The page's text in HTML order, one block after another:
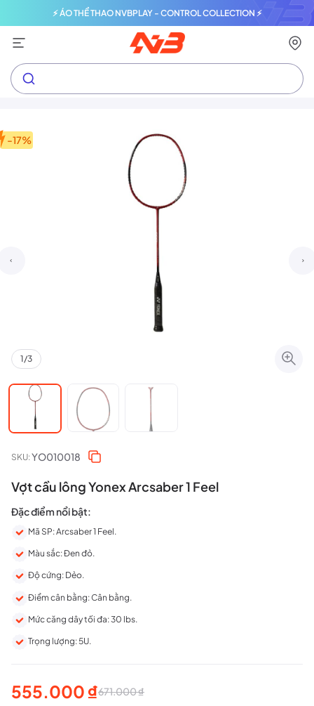
⚡ ÁO THỂ THAO NVBPLAY - CONTROL COLLECTION ⚡
-17%
1/3
SKU:YO010018
Vợt cầu lông Yonex Arcsaber 1 Feel
Đặc điểm nổi bật:
Mã SP: Arcsaber 1 Feel.
Màu sắc: Đen đỏ.
Độ cứng: Dẻo.
Điểm cân bằng: Cân bằng.
Mức căng dây tối đa: 30 lbs.
Trọng lượng: 5U.
671.000₫
555.000 ₫